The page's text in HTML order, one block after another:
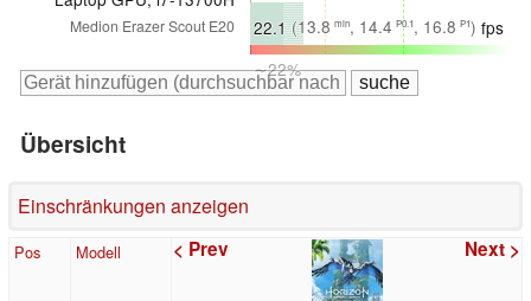
Medion Erazer Scout E20 ∼24%
22.1(13.8 min, 14.4 P0.1, 16.8 P1) fps
∼22%
Übersicht
Einschränkungen anzeigen
Pos Modell < Prev Next >